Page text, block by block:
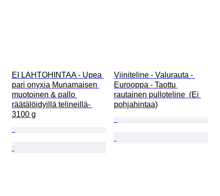
EI LAHTOHINTAA - Upea
pari onyxia Munamaisen
muotoinen & pallo
räätälöidyillä telineillä-
3100 g
Viiniteline - Valurauta -
Eurooppa - Taottu
rautainen pulloteline  (Ei
pohjahintaa)